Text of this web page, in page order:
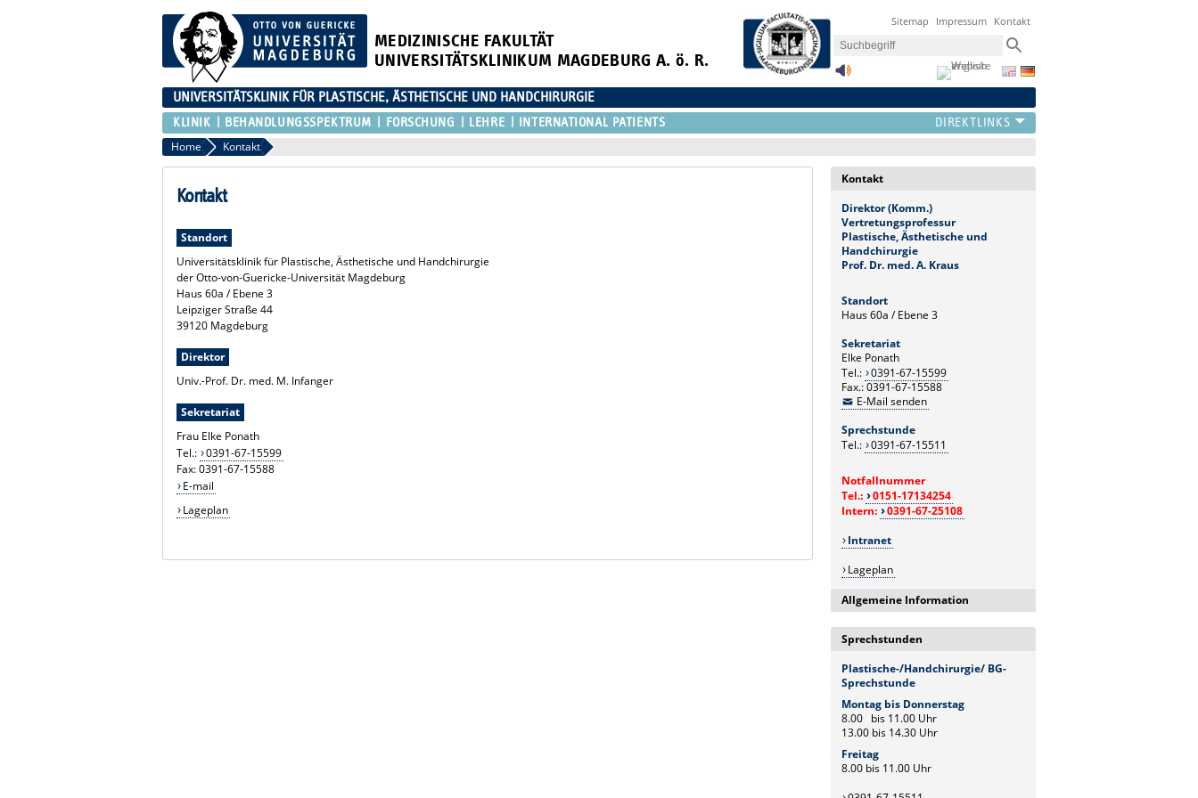
MEDIZINISCHE FAKULTÄT
UNIVERSITÄTSKLINIKUM MAGDEBURG A. ö. R.
Sitemap Impressum Kontakt
UNIVERSITÄTSKLINIK FÜR PLASTISCHE, ÄSTHETISCHE UND HANDCHIRURGIE
KLINIK BEHANDLUNGSSPEKTRUM FORSCHUNG LEHRE INTERNATIONAL PATIENTS
Home Kontakt
Kontakt
Standort
Universitätsklinik für Plastische, Ästhetische und Handchirurgie
der Otto-von-Guericke-Universität Magdeburg
Haus 60a / Ebene 3
Leipziger Straße 44
39120 Magdeburg
Direktor
Univ.-Prof. Dr. med. M. Infanger
Sekretariat
Frau Elke Ponath
Tel.: 0391-67-15599
Fax: 0391-67-15588
E-mail
Lageplan
Kontakt
Direktor (Komm.)
Vertretungsprofessur
Plastische, Ästhetische und
Handchirurgie
Prof. Dr. med.A. Kraus
Standort
Haus 60a / Ebene 3
Sekretariat
Elke Ponath
Tel.: 0391-67-15599
Fax.: 0391-67-15588
E-Mail senden
Sprechstunde
Tel.: 0391-67-15511
Notfallnummer
Tel.:
0151-17134254
Intern:
0391-67-25108
Intranet
Lageplan
Allgemeine Information
Bitte denken Sie an einen gültigen
Überweisungsschein.*
Die vergebenen Termine sind nicht
bindend, sie können sich unter
Umständen verschieben- die
Reihenfolge wird vom Arzt bestimmt!
Die Vorbereitung für ambulante
Anspruch nehmen, bringen sie bitte
etwas Geduld mit.
Sprechstunden
Plastische-/Handchirurgie/ BG-
Sprechstunde
Montag bis Donnerstag
8.00 bis 11.00 Uhr
13.00 bis 14.30 Uhr
Freitag
8.00 bis 11.00 Uhr